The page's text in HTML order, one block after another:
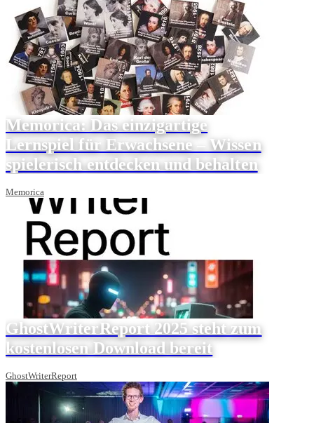
Memorica: Das einzigartige
Lernspiel für Erwachsene – Wissen
spielerisch entdecken und behalten
Memorica
GhostWriterReport 2025 steht zum
kostenlosen Download bereit
GhostWriterReport